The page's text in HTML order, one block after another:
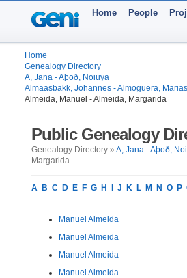
Home People
Home
Genealogy Directory
A, Jana - Aþoð, Noiuya
Almaasbakk, Johannes - Almoguera,
Almeida, Manuel - Almeida, Margarida
Public Genealogy
Genealogy Directory » A, Jana - Aþoð,
Margarida
A B C D E F G H J K L M N O P
Manuel Almeida
Manuel Almeida
Manuel Almeida
Manuel Almeida